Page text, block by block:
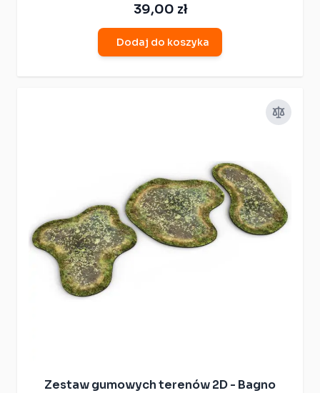
39,00 zł
Dodaj do koszyka
Zestaw gumowych terenów 2D - Bagno